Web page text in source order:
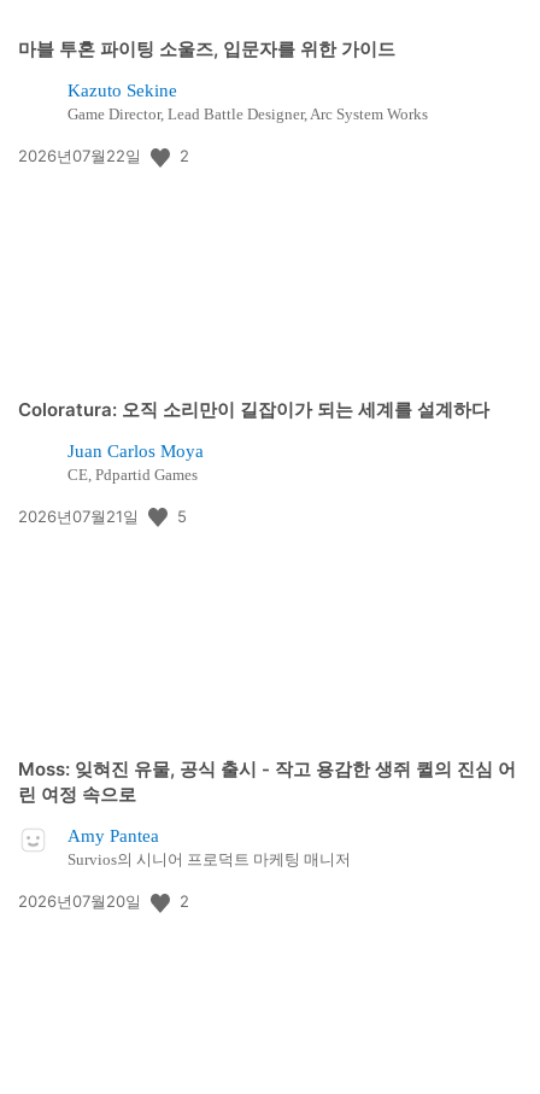
마블 투혼 파이팅 소울즈, 입문자를 위한 가이드
Kazuto Sekine
Game Director, Lead Battle Designer, Arc System Works
공
2026년07월22일 2
Coloratura: 오직 소리만이 길잡이가 되는 세계를 설계하다
Juan Carlos Moya
CE, Pdpartid Games
공
2026년07월21일 5
Moss: 잊혀진 유물, 공식 출시 - 작고 용감한 생쥐 퀼의 진심 어
린 여정 속으로
Amy Pantea
Survios의 시니어 프로덕트 마케팅 매니저
공
2026년07월20일 2